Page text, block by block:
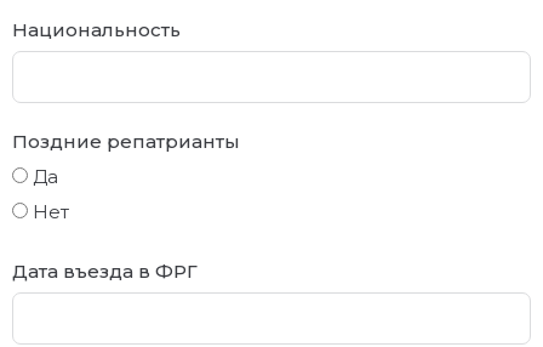
Национальность
Поздние репатрианты
Да
Нет
Дата въезда в ФРГ